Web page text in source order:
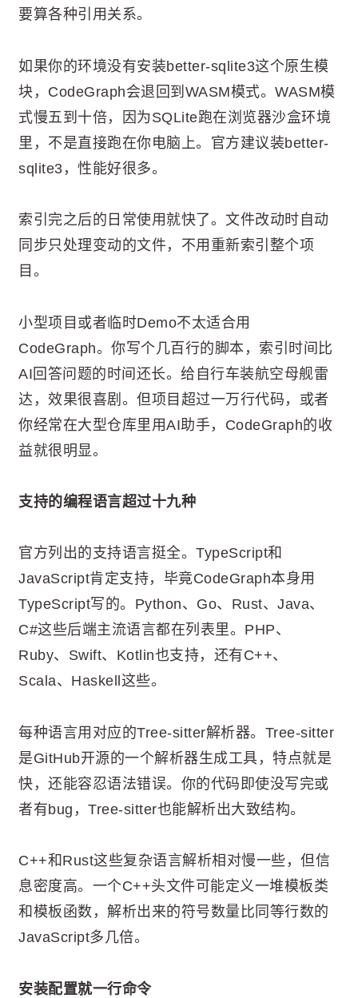
要算各种引用关系。
如果你的环境没有安装better-sqlite3这个原生模
块，CodeGraph会退回到WASM模式。WASM模
式慢五到十倍，因为SQLite跑在浏览器沙盒环境
里，不是直接跑在你电脑上。官方建议装better-
sqlite3，性能好很多。
索引完之后的日常使用就快了。文件改动时自动
同步只处理变动的文件，不用重新索引整个项
目。
小型项目或者临时Demo不太适合用
CodeGraph。你写个几百行的脚本，索引时间比
AI回答问题的时间还长。给自行车装航空母舰雷
达，效果很喜剧。但项目超过一万行代码，或者
你经常在大型仓库里用AI助手，CodeGraph的收
益就很明显。
支持的编程语言超过十九种
官方列出的支持语言挺全。TypeScript和
JavaScript肯定支持，毕竟CodeGraph本身用
TypeScript写的。Python、Go、Rust、Java、
C#这些后端主流语言都在列表里。PHP、
Ruby、Swift、Kotlin也支持，还有C++、
Scala、Haskell这些。
每种语言用对应的Tree-sitter解析器。Tree-sitter
是GitHub开源的一个解析器生成工具，特点就是
快，还能容忍语法错误。你的代码即使没写完或
者有bug，Tree-sitter也能解析出大致结构。
C++和Rust这些复杂语言解析相对慢一些，但信
息密度高。一个C++头文件可能定义一堆模板类
和模板函数，解析出来的符号数量比同等行数的
JavaScript多几倍。
安装配置就一行命令